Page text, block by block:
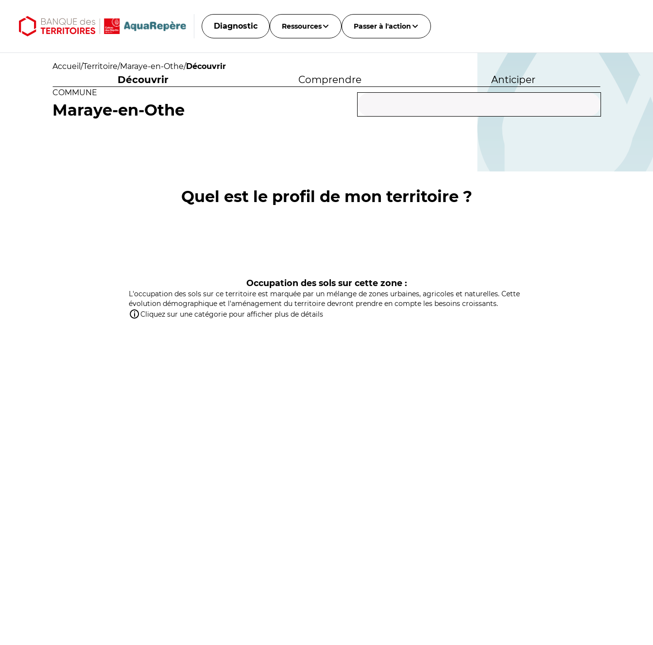
Diagnostic Ressources Passer à l'action
Accueil /Territoire/Maraye-en-Othe/Découvrir
Découvrir Comprendre Anticiper
COMMUNE
Maraye-en-Othe
Quel est le profil de mon territoire ?
Occupation des sols sur cette zone :
L'occupation des sols sur ce territoire est marquée par un mélange de zones urbaines, agricoles et naturelles. Cette
évolution démographique et l'aménagement du territoire devront prendre en compte les besoins croissants.
Cliquez sur une catégorie pour afficher plus de détails